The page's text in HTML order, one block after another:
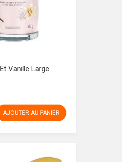
Vanille Large
AJOUTER AU PANIER